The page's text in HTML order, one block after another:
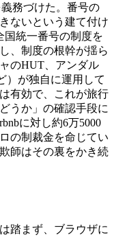
務づけた。番号の
ないという建て付け
国統一番号の制度を
、制度の根幹が揺ら
のHUT、アンダル
）が独自に運用して
有効で、これが旅行
うか」の確認手段に
に対し約6万5000
の制裁金を命じてい
師はその裏をかき続
踏まず、ブラウザに